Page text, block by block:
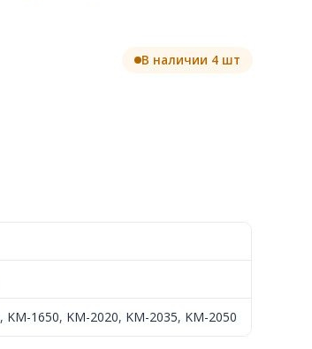
В наличии 4 шт
, KM-1650, KM-2020, KM-2035, KM-2050